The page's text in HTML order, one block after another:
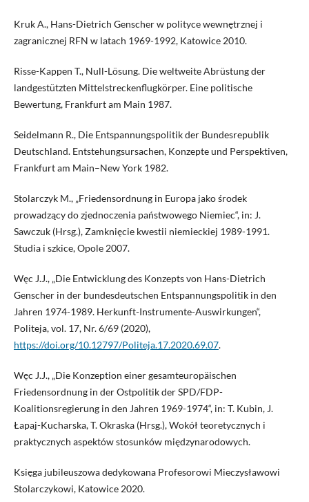
Kruk A., Hans-Dietrich Genscher w polityce wewnętrznej i
zagranicznej RFN w latach 1969-1992, Katowice 2010.
Risse-Kappen T., Null-Lösung. Die weltweite Abrüstung der
landgestützten Mittelstreckenflugkörper. Eine politische
Bewertung, Frankfurt am Main 1987.
Seidelmann R., Die Entspannungspolitik der Bundesrepublik
Deutschland. Entstehungsursachen, Konzepte und Perspektiven,
Frankfurt am Main–New York 1982.
Stolarczyk M., „Friedensordnung in Europa jako środek
prowadzący do zjednoczenia państwowego Niemiec“, in: J.
Sawczuk (Hrsg.), Zamknięcie kwestii niemieckiej 1989-1991.
Studia i szkice, Opole 2007.
Węc J.J., „Die Entwicklung des Konzepts von Hans-Dietrich
Genscher in der bundesdeutschen Entspannungspolitik in den
Jahren 1974-1989. Herkunft-Instrumente-Auswirkungen“,
Politeja, vol. 17, Nr. 6/69 (2020),
https://doi.org/10.12797/Politeja.17.2020.69.07.
Węc J.J., „Die Konzeption einer gesamteuropäischen
Friedensordnung in der Ostpolitik der SPD/FDP-
Koalitionsregierung in den Jahren 1969-1974“, in: T. Kubin, J.
Łapaj-Kucharska, T. Okraska (Hrsg.), Wokół teoretycznych i
praktycznych aspektów stosunków międzynarodowych.
Księga jubileuszowa dedykowana Profesorowi Mieczysławowi
Stolarczykowi, Katowice 2020.